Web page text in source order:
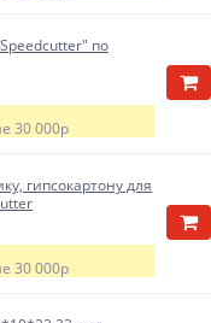
по
30 000р
гипсокартону для
30 000р